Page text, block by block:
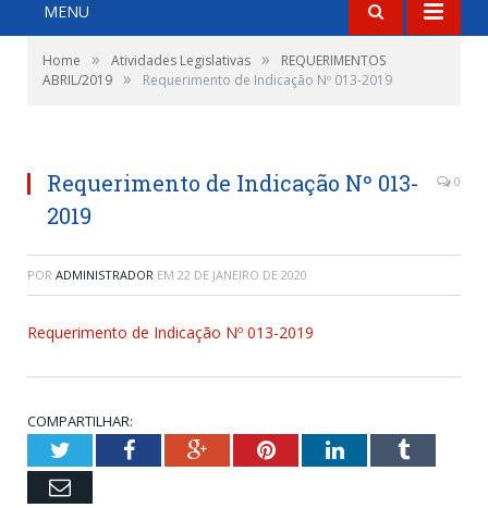
MENU
Home » Atividades Legislativas »
REQUERIMENTOS
ABRIL/2019 » Requerimento de Indicação Nº 013-2019
Requerimento de Indicação Nº 013-
2019
0
POR ADMINISTRADOR EM 22 DE JANEIRO DE 2020
Requerimento de Indicação Nº 013-2019
COMPARTILHAR:
TwitterFacebookGoogle+PinterestLinkedInTumblr
Email